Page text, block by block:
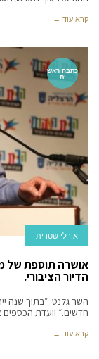
קרא עוד ←
כתבה ראש
ית
אורלי שטרית
אושרה תוספת של
הדיור הציבורי.
השר גלנט: ״בתוך שנה
חדשים.״ וועדת
קרא עוד ←